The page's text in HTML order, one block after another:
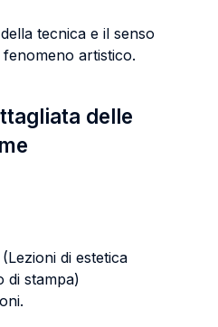
tecnica e il senso
artistico.
delle
di estetica
di stampa)